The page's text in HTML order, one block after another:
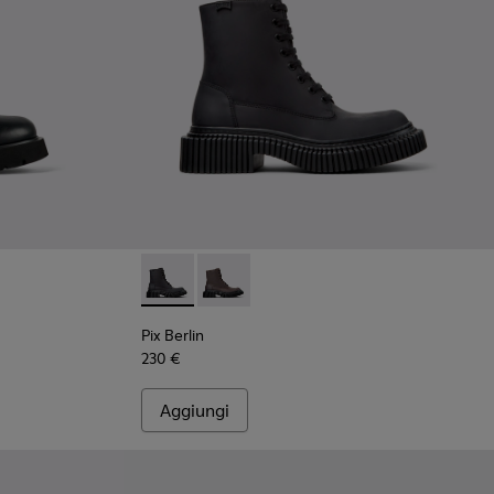
in pelle nera da Donna.Pix Berlin - K400808-002 - Stivaletti in
Pix Berlin - K400808-001
Pix Berlin
230 €
Aggiungi